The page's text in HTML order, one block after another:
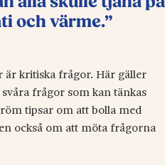
och värme.”
kritiska frågor. Här gäller
frågor som kan tänkas
tipsar om att bolla med
också om att möta frågorna